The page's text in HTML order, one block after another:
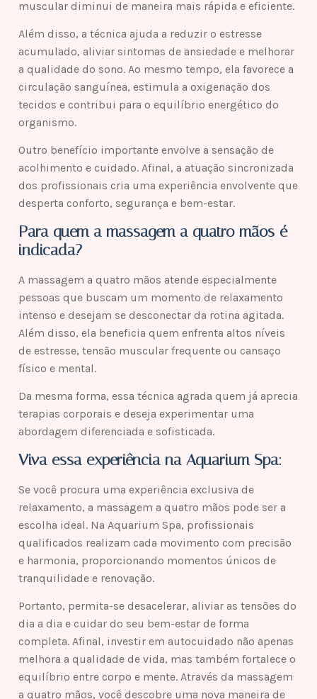
muscular diminui de maneira mais rápida e eficiente.
Além disso, a técnica ajuda a reduzir o estresse
acumulado, aliviar sintomas de ansiedade e melhorar
a qualidade do sono. Ao mesmo tempo, ela favorece a
circulação sanguínea, estimula a oxigenação dos
tecidos e contribui para o equilíbrio energético do
organismo.
Outro benefício importante envolve a sensação de
acolhimento e cuidado. Afinal, a atuação sincronizada
dos profissionais cria uma experiência envolvente que
desperta conforto, segurança e bem-estar.
Para quem a massagem a quatro mãos é
indicada?
A massagem a quatro mãos atende especialmente
pessoas que buscam um momento de relaxamento
intenso e desejam se desconectar da rotina agitada.
Além disso, ela beneficia quem enfrenta altos níveis
de estresse, tensão muscular frequente ou cansaço
físico e mental.
Da mesma forma, essa técnica agrada quem já aprecia
terapias corporais e deseja experimentar uma
abordagem diferenciada e sofisticada.
Viva essa experiência na Aquarium Spa:
Se você procura uma experiência exclusiva de
relaxamento, a massagem a quatro mãos pode ser a
escolha ideal. Na Aquarium Spa, profissionais
qualificados realizam cada movimento com precisão
e harmonia, proporcionando momentos únicos de
tranquilidade e renovação.
Portanto, permita-se desacelerar, aliviar as tensões do
dia a dia e cuidar do seu bem-estar de forma
completa. Afinal, investir em autocuidado não apenas
melhora a qualidade de vida, mas também fortalece o
equilíbrio entre corpo e mente. Através da massagem
a quatro mãos, você descobre uma nova maneira de